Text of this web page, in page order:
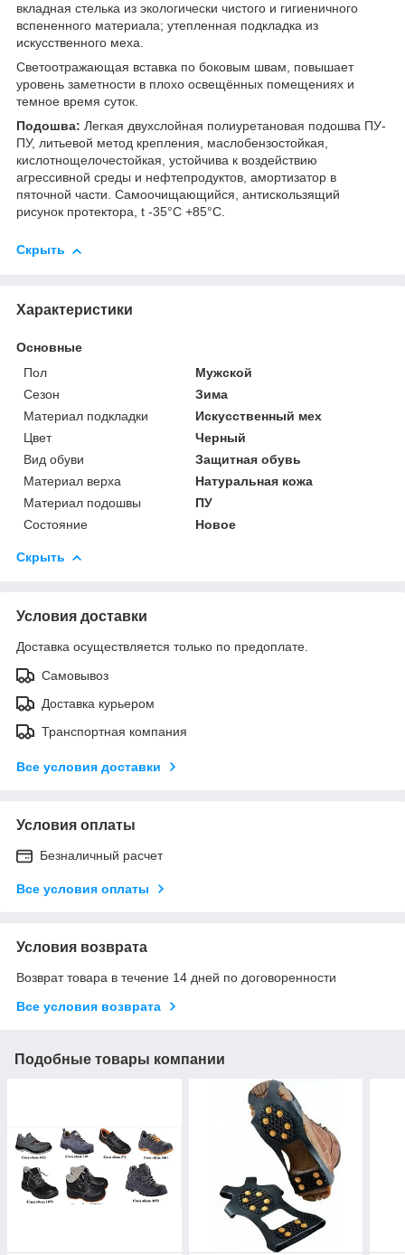
вкладная стелька из экологически чистого и гигиеничного
вспененного материала; утепленная подкладка из
искусственного меха.
Светоотражающая вставка по боковым швам, повышает
уровень заметности в плохо освещённых помещениях и
темное время суток.
Подошва: Легкая двухслойная полиуретановая подошва ПУ-
ПУ, литьевой метод крепления, маслобензостойкая,
кислотнощелочестойкая, устойчива к воздействию
агрессивной среды и нефтепродуктов, амортизатор в
пяточной части. Самоочищающийся, антискользящий
рисунок протектора, t -35°С +85°С.
Скрыть
Характеристики
Основные
Пол
Мужской
Сезон
Зима
Материал подкладки
Искусственный мех
Цвет
Черный
Вид обуви
Защитная обувь
Материал верха
Натуральная кожа
Материал подошвы
ПУ
Состояние
Новое
Скрыть
Условия доставки
Доставка осуществляется только по предоплате.
Самовывоз
Доставка курьером
Транспортная компания
Все условия доставки
Условия оплаты
Безналичный расчет
Все условия оплаты
Условия возврата
Возврат товара в течение 14 дней по договоренности
Все условия возврата
Подобные товары компании